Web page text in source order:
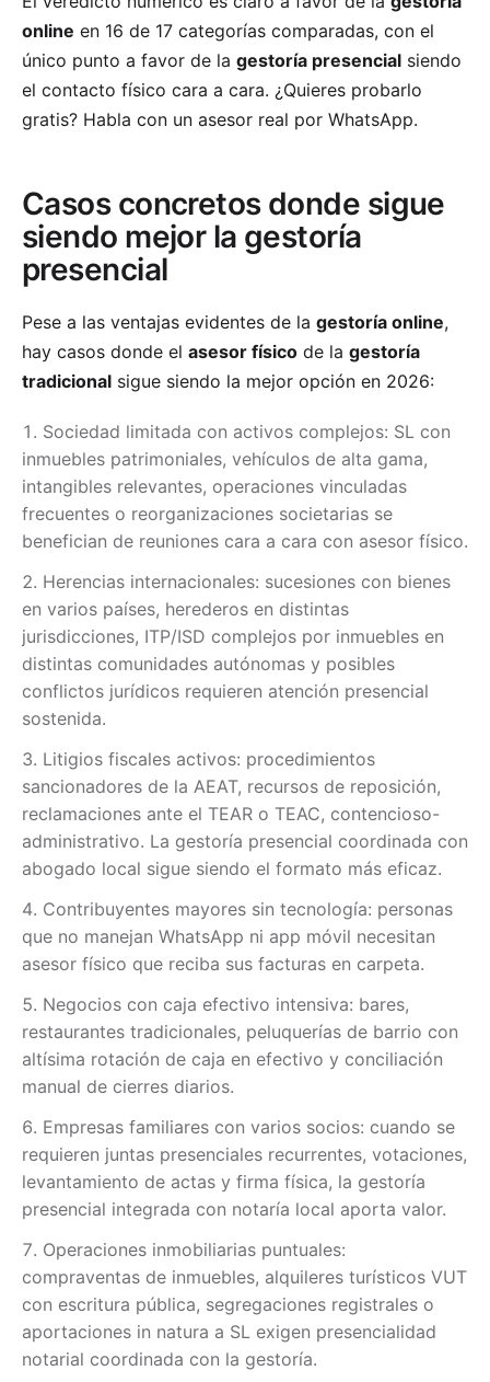
online en 16 de 17 categorías comparadas, con el
único punto a favor de la gestoría presencial siendo
el contacto físico cara a cara. ¿Quieres probarlo
gratis? Habla con un asesor real por WhatsApp.
Casos concretos donde sigue
siendo mejor la gestoría
presencial
Pese a las ventajas evidentes de la gestoría online,
hay casos donde el asesor físico de la gestoría
tradicional sigue siendo la mejor opción en 2026:
Sociedad limitada con activos complejos: SL con
inmuebles patrimoniales, vehículos de alta gama,
intangibles relevantes, operaciones vinculadas
frecuentes o reorganizaciones societarias se
benefician de reuniones cara a cara con asesor físico.
Herencias internacionales: sucesiones con bienes
en varios países, herederos en distintas
jurisdicciones, ITP/ISD complejos por inmuebles en
distintas comunidades autónomas y posibles
conflictos jurídicos requieren atención presencial
sostenida.
Litigios fiscales activos: procedimientos
sancionadores de la AEAT, recursos de reposición,
reclamaciones ante el TEAR o TEAC, contencioso-
administrativo. La gestoría presencial coordinada con
abogado local sigue siendo el formato más eficaz.
Contribuyentes mayores sin tecnología: personas
que no manejan WhatsApp ni app móvil necesitan
asesor físico que reciba sus facturas en carpeta.
Negocios con caja efectivo intensiva: bares,
restaurantes tradicionales, peluquerías de barrio con
altísima rotación de caja en efectivo y conciliación
manual de cierres diarios.
Empresas familiares con varios socios: cuando se
requieren juntas presenciales recurrentes, votaciones,
levantamiento de actas y firma física, la gestoría
presencial integrada con notaría local aporta valor.
Operaciones inmobiliarias puntuales:
compraventas de inmuebles, alquileres turísticos VUT
con escritura pública, segregaciones registrales o
aportaciones in natura a SL exigen presencialidad
notarial coordinada con la gestoría.